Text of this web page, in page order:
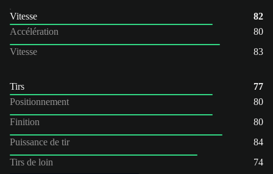
Vitesse
82
Accélération
80
Vitesse
83
Tirs
77
Positionnement
80
Finition
80
Puissance de tir
84
Tirs de loin
74